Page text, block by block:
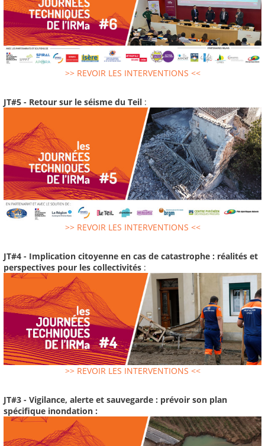
>> REVOIR LES INTERVENTIONS <<
JT#5 - Retour sur le séisme du Teil :
>> REVOIR LES INTERVENTIONS <<
JT#4 - Implication citoyenne en cas de catastrophe : réalités et
perspectives pour les collectivités :
>> REVOIR LES INTERVENTIONS <<
JT#3 - Vigilance, alerte et sauvegarde : prévoir son plan
spécifique inondation :